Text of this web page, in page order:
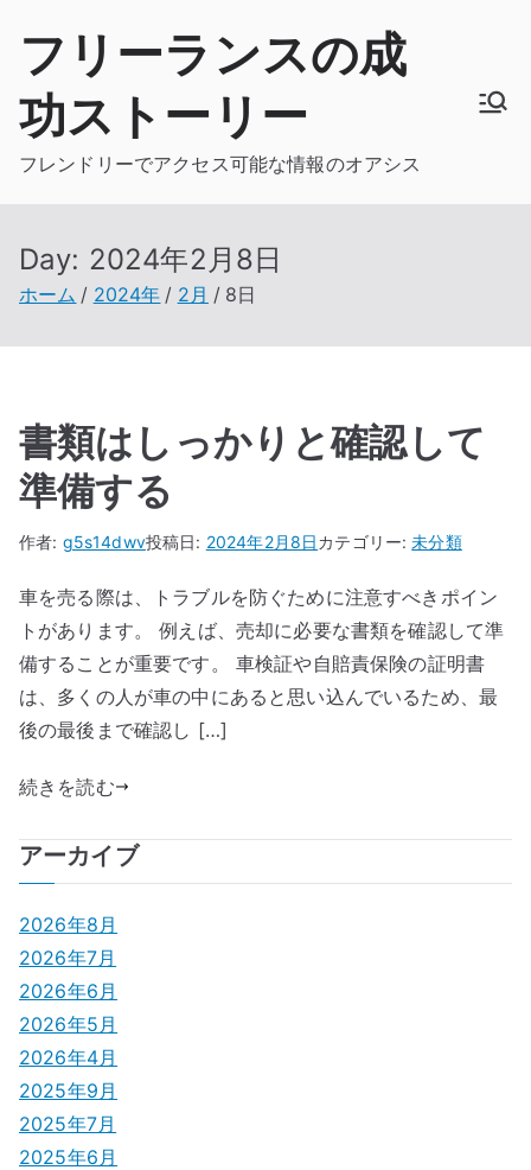
フリーランスの成
功ストーリー
フレンドリーでアクセス可能な情報のオアシス
Day: 2024年2月8日
ホーム 2024年 2月 8日
書類はしっかりと確認して
準備する
作者: g5s14dwv投稿日: 2024年2月8日カテゴリー:未分類
車を売る際は、トラブルを防ぐために注意すべきポイン
トがあります。 例えば、売却に必要な書類を確認して準
備することが重要です。 車検証や自賠責保険の証明書
は、多くの人が車の中にあると思い込んでいるため、最
後の最後まで確認し […]
続きを読む
アーカイブ
2026年8月
2026年7月
2026年6月
2026年5月
2026年4月
2025年9月
2025年7月
2025年6月